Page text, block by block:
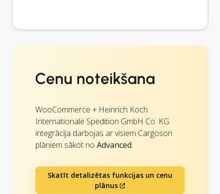
Cenu noteikšana
WooCommerce + Heinrich Koch
Internationale Spedition GmbH Co. KG
integrācija darbojas ar visiem Cargoson
plāniem sākot no Advanced.
Skatīt detalizētas funkcijas un cenu
plānus